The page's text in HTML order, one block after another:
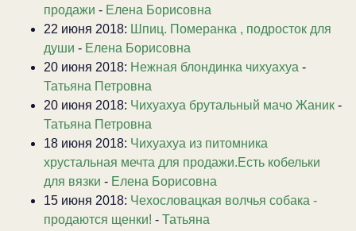
продажи - Елена Борисовна
22 июня 2018: Шпиц. Померанка , подросток для
души - Елена Борисовна
20 июня 2018: Нежная блондинка чихуахуа -
Татьяна Петровна
20 июня 2018: Чихуахуа брутальный мачо Жаник -
Татьяна Петровна
18 июня 2018: Чихуахуа из питомника
хрустальная мечта для продажи.Есть кобельки
для вязки - Елена Борисовна
15 июня 2018: Чехословацкая волчья собака -
продаются щенки! - Татьяна